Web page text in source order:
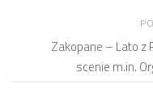
Zakopane – Lato z
scenie m.in.